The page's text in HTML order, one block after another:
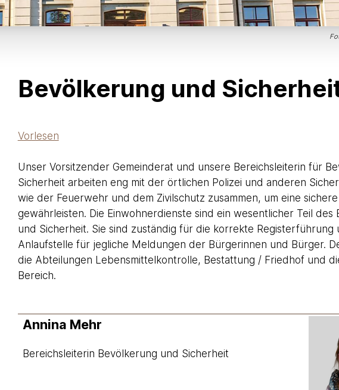
Bevölkerung und
Vorlesen
Beschreibung Bevölkerung und
Unser Vorsitzender Gemeinderat und unsere Bereichsleiterin für
Sicherheit arbeiten eng mit der örtlichen Polizei und anderen
wie der Feuerwehr und dem Zivilschutz zusammen, um eine
gewährleisten. Die Einwohnerdienste sind ein wesentlicher Teil des
und Sicherheit. Sie sind zuständig für die korrekte Registerführung
Anlaufstelle für jegliche Meldungen der Bürgerinnen und Bürger.
die Abteilungen Lebensmittelkontrolle, Bestattung / Friedhof und
Bereich.
Annina Mehr
Bereichsleiterin Bevölkerung und Sicherheit